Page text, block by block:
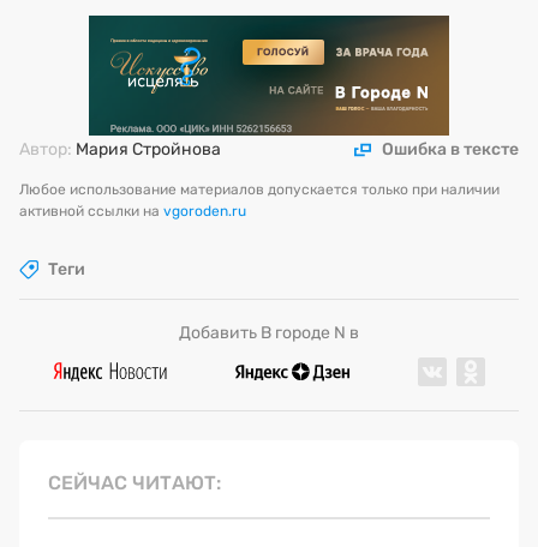
Автор: Мария Стройнова Ошибка в тексте
Любое использование материалов допускается только при наличии
активной ссылки на vgoroden.ru
Теги
Добавить В городе N в
СЕЙЧАС ЧИТАЮТ